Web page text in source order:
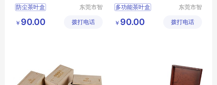
防尘茶叶盒
多功能茶叶盒
东莞市智
限公司
￥ 90.00 拨打电话
多功能茶叶盒
防尘茶叶盒
东莞市智
限公司
￥ 90.00 拨打电话